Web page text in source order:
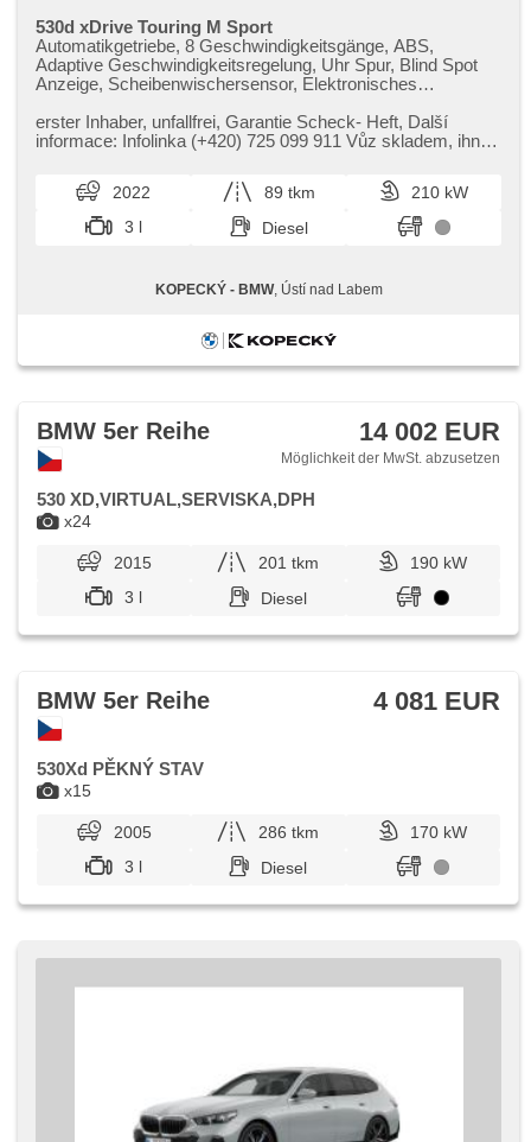
530d xDrive Touring M Sport
Automatikgetriebe, 8 Geschwindigkeitsgänge, ABS,
Adaptive Geschwindigkeitsregelung, Uhr Spur, Blind Spot
Anzeige, Scheibenwischersensor, Elektronisches
parkovací senzory zadní, Spojení chytrého telefonu, Start-
Stop System, Varování před nárazem, Fahrkamera, 6x
Alarmanlage, Boční airbagy, Zentralverriegelung, Hlavové
airbagy, Okenní airbagy, isofix, Alufelgen, Střešní ližiny,
Anhängerkupplung, Aktivní opěrky hlavy, automatisch im
Berg bremsen , Bluetooth, Connected Drive Services,
Navigation, Bordcomputer, Teilbare Rücksitzbank,
loketní opěrka, USB, beheizte Sitze, adaptivní regulace
podvozku, Antrieb 4x4, Fahrgestell Steifheitsregelung,
Multifunktionslenkrad, Servolenkung, täglich Leuchten,
erster Inhaber,​ unfallfrei,​ Garantie Scheck​- Heft,​ Další
informace: Infolinka (​+420) 725 099 911 Vůz skladem,​ ihned
2022 89 tkm
210 kW
3 l
Diesel
KOPECKÝ - BMW, Ústí nad Labem
x24
BMW 5er Reihe 14 002 EUR
Möglichkeit der MwSt. abzusetzen
530 XD,VIRTUAL,SERVISKA,DPH
2015 201 tkm
190 kW
3 l
Diesel
x15
BMW 5er Reihe 4 081 EUR
530Xd PĚKNÝ STAV
2005 286 tkm
170 kW
3 l
Diesel